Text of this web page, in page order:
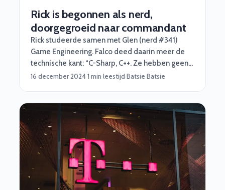
Rick is begonnen als nerd,
doorgegroeid naar commandant
Rick studeerde samen met Glen (nerd #341)
Game Engineering. Falco deed daarin meer de
technische kant: “C-Sharp, C++. Ze hebben geen
geheimen voor mij. Daarna ben ik mij wat meer
16 december 2024·1 min leestijd·Batsie Batsie